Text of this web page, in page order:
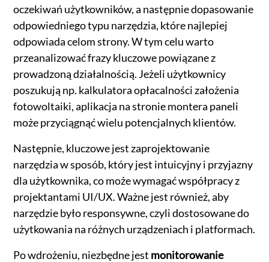
oczekiwań użytkowników, a następnie dopasowanie
odpowiedniego typu narzędzia, które najlepiej
odpowiada celom strony. W tym celu warto
przeanalizować frazy kluczowe powiązane z
prowadzoną działalnością. Jeżeli użytkownicy
poszukują np. kalkulatora opłacalności założenia
fotowoltaiki, aplikacja na stronie montera paneli
może przyciągnąć wielu potencjalnych klientów.
Następnie, kluczowe jest zaprojektowanie
narzędzia w sposób, który jest intuicyjny i przyjazny
dla użytkownika, co może wymagać współpracy z
projektantami UI/UX. Ważne jest również, aby
narzędzie było responsywne, czyli dostosowane do
użytkowania na różnych urządzeniach i platformach.
Po wdrożeniu, niezbędne jest monitorowanie